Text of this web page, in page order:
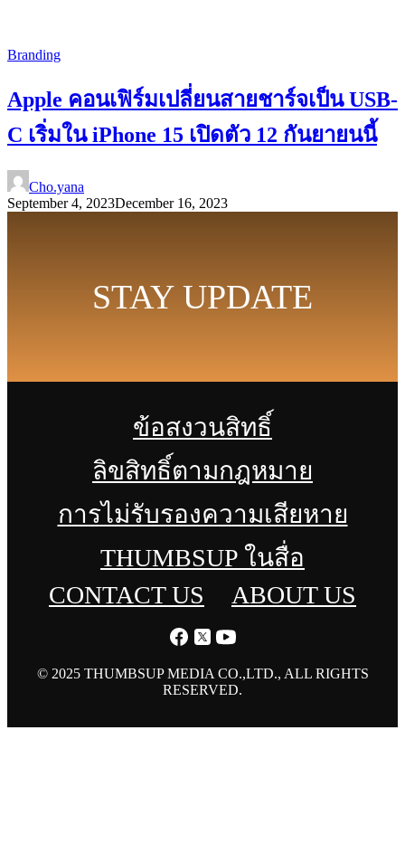
Branding
Apple คอนเฟิร์มเปลี่ยนสายชาร์จเป็น USB-
C เริ่มใน iPhone 15 เปิดตัว 12 กันยายนนี้
Cho.yana
September 4, 2023December 16, 2023
STAY UPDATE
ข้อสงวนสิทธิ์
ลิขสิทธิ์ตามกฎหมาย
การไม่รับรองความเสียหาย
THUMBSUP ในสื่อ
CONTACT US
ABOUT US
© 2025 THUMBSUP MEDIA CO.,LTD., ALL RIGHTS
RESERVED.